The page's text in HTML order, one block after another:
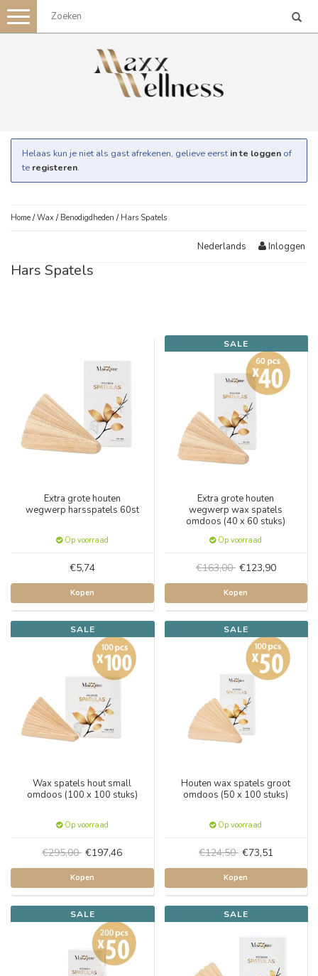
Toggle
navigation
Helaas kun je niet als gast afrekenen, gelieve eerst in te loggen of
te registeren.
Home /Wax / Benodigdheden / Hars Spatels
Nederlands Inloggen
Hars Spatels
Extra grote houten
wegwerp harsspatels 60st
Op voorraad
€5,74
Kopen
SALE
Extra grote houten
wegwerp wax spatels
omdoos (40 x 60 stuks)
Op voorraad
€163,00 €123,90
Kopen
SALE
Wax spatels hout small
omdoos (100 x 100 stuks)
Op voorraad
€295,00 €197,46
Kopen
SALE
Houten wax spatels groot
omdoos (50 x 100 stuks)
Op voorraad
€124,50 €73,51
Kopen
SALE SALE